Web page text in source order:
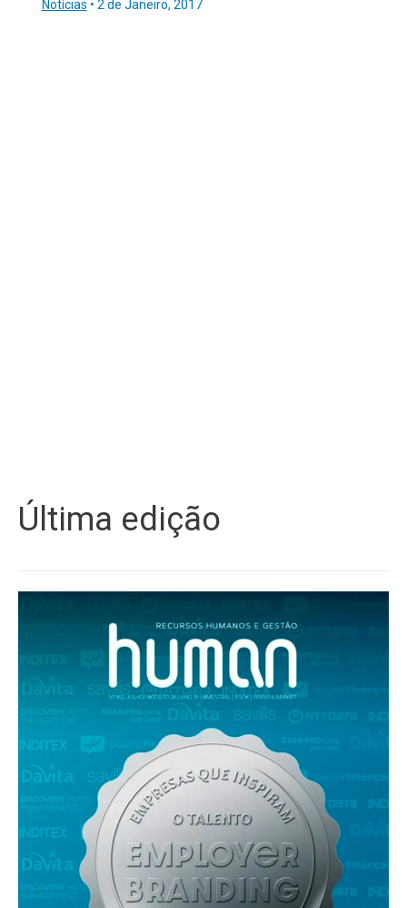
Notícias • 2 de Janeiro, 2017
Última edição